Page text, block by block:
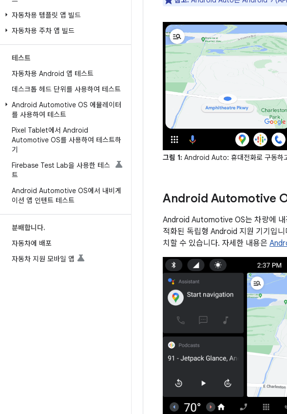
자동차용 템플릿 앱 빌드
자동차용 주차 앱 빌드
테스트
자동차용 Android 앱 테스트
데스크톱 헤드 단위를 사용하여 테스트
Android Automotive OS 에뮬레이터
를 사용하여 테스트
Pixel Tablet에서 Android
Automotive OS를 사용하여 테스트하
기
Firebase Test Lab을 사용한 테스
트
Android Automotive OS에서 내비게
이션 앱 인텐트 테스트
분배합니다.
자동차에 배포
자동차 지원 모바일 앱
그림 1: Android Auto: 휴대전화로 구동하
Android Automotive
Android Automotive OS는 차량에 내
적화된 독립형 Android 지원 기기입
치할 수 있습니다. 자세한 내용은